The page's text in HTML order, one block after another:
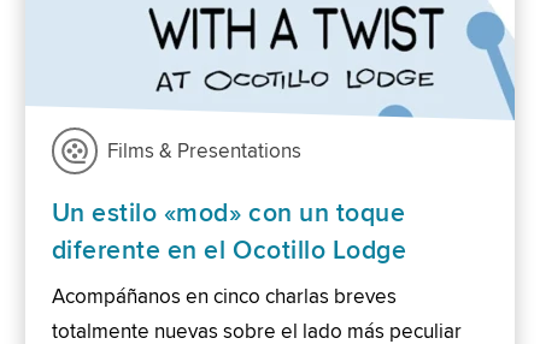
Films & Presentations
Un estilo «mod» con un toque
diferente en el Ocotillo Lodge
Acompáñanos en cinco charlas breves
totalmente nuevas sobre el lado más peculiar